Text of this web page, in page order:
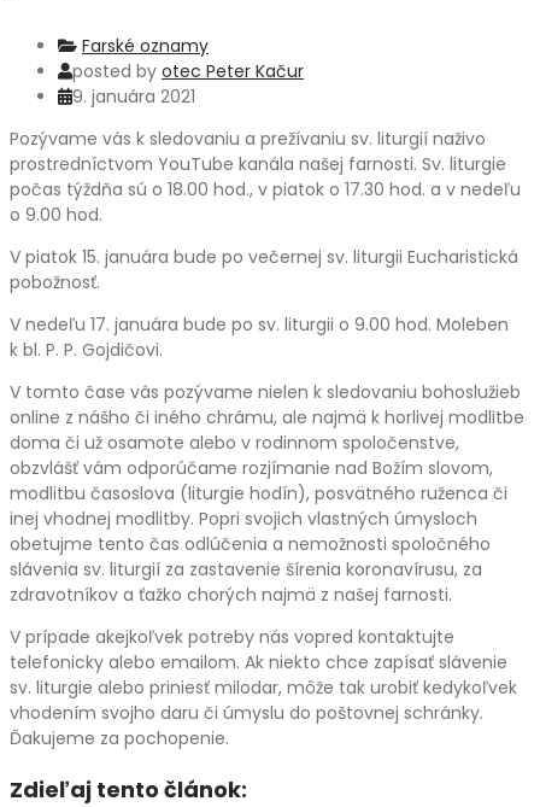
Farské oznamy
posted by otec Peter Kačur
9. januára 2021
Pozývame vás k sledovaniu a prežívaniu sv. liturgií naživo
prostredníctvom YouTube kanála našej farnosti. Sv. liturgie
počas týždňa sú o 18.00 hod., v piatok o 17.30 hod. a v nedeľu
o 9.00 hod.
V piatok 15. januára bude po večernej sv. liturgii Eucharistická
pobožnosť.
V nedeľu 17. januára bude po sv. liturgii o 9.00 hod. Moleben
k bl. P. P. Gojdičovi.
V tomto čase vás pozývame nielen k sledovaniu bohoslužieb
online z nášho či iného chrámu, ale najmä k horlivej modlitbe
doma či už osamote alebo v rodinnom spoločenstve,
obzvlášť vám odporúčame rozjímanie nad Božím slovom,
modlitbu časoslova (liturgie hodín), posvätného ruženca či
inej vhodnej modlitby. Popri svojich vlastných úmysloch
obetujme tento čas odlúčenia a nemožnosti spoločného
slávenia sv. liturgií za zastavenie šírenia koronavírusu, za
zdravotníkov a ťažko chorých najmä z našej farnosti.
V prípade akejkoľvek potreby nás vopred kontaktujte
telefonicky alebo emailom. Ak niekto chce zapísať slávenie
sv. liturgie alebo priniesť milodar, môže tak urobiť kedykoľvek
vhodením svojho daru či úmyslu do poštovnej schránky.
Ďakujeme za pochopenie.
Zdieľaj tento článok: